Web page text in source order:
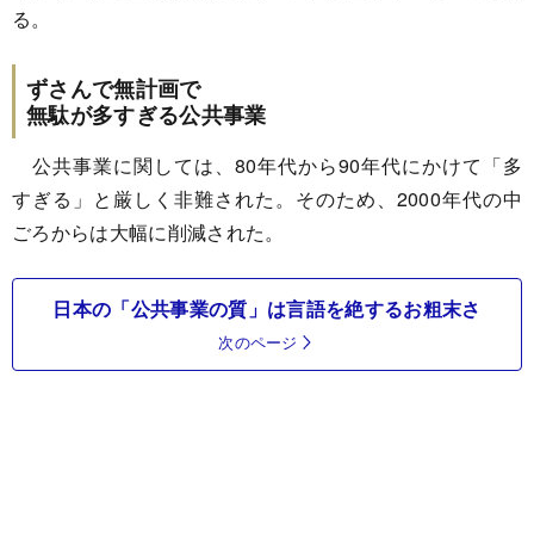
る。
ずさんで無計画で
無駄が多すぎる公共事業
公共事業に関しては、80年代から90年代にかけて「多
すぎる」と厳しく非難された。そのため、2000年代の中
ごろからは大幅に削減された。
日本の「公共事業の質」は言語を絶するお粗末さ
次のページ